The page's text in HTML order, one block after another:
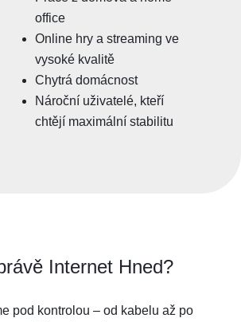
office
Online hry a streaming ve
vysoké kvalitě
Chytrá domácnost
Nároční uživatelé, kteří
chtějí maximální stabilitu
Internet Hned?
pod kontrolou – od kabelu až po